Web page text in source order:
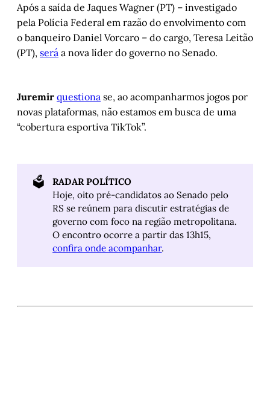
Após a saída de Jaques Wagner (PT) – investigado
pela Polícia Federal em razão do envolvimento com
o banqueiro Daniel Vorcaro – do cargo, Teresa Leitão
(PT), será a nova líder do governo no Senado.
Juremir questiona se, ao acompanharmos jogos por
novas plataformas, não estamos em busca de uma
“cobertura esportiva TikTok”.
🗳️
RADAR POLÍTICO
Hoje, oito pré-candidatos ao Senado pelo
RS se reúnem para discutir estratégias de
governo com foco na região metropolitana.
O encontro ocorre a partir das 13h15,
confira onde acompanhar.